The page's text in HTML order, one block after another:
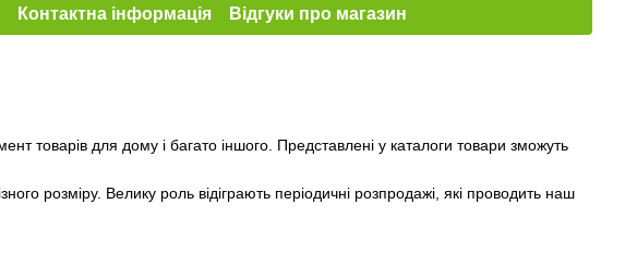
Контактна інформація
Відгуки про магазин
товарів для дому і багато іншого. Представлені у каталоги товари зможуть
розміру. Велику роль відіграють періодичні розпродажі, які проводить наш